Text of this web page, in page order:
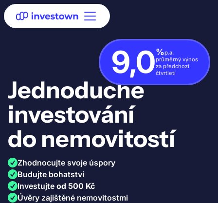
9,0%p.a.
průměrný výnos
za předchozí
čtvrtletí
Jednoduché
investování
do nemovitostí
Zhodnocujte svoje úspory
Budujte bohatství
Investujte od 500 Kč
Úvěry zajištěné nemovitostmi